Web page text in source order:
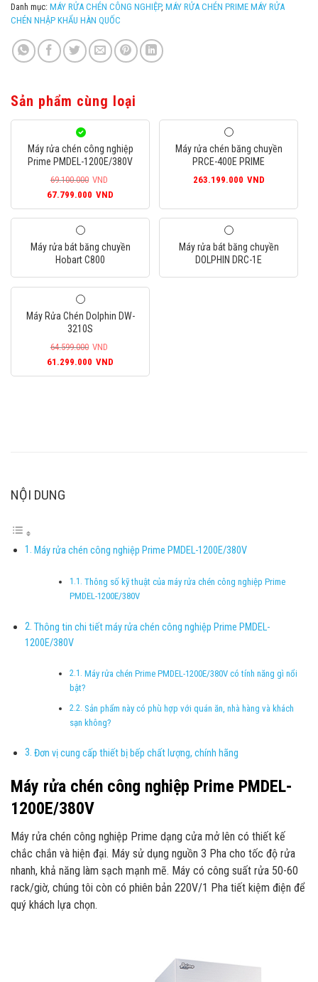
Danh mục: MÁY RỬA CHÉN CÔNG NGHIỆP, MÁY RỬA CHÉN PRIME MÁY RỬA
CHÉN NHẬP KHẨU HÀN QUỐC
Sản phẩm cùng loại
Máy rửa chén công nghiệp
Prime PMDEL-1200E/380V
69.100.000 VND
Giá
gốc
69.100.000VND.
67.799.000 VND
hiện
67.799.000VND.
Máy rửa chén băng chuyền
PRCE-400E PRIME
263.199.000 VND
Máy rửa bát băng chuyền
Hobart C800
Máy rửa bát băng chuyền
DOLPHIN DRC-1E
Máy Rửa Chén Dolphin DW-
3210S
64.599.000 VND
Giá
gốc
61.299.000 VND
hiện
NỘI DUNG
Máy rửa chén công nghiệp Prime PMDEL-1200E/380V
Thông số kỹ thuật của máy rửa chén công nghiệp Prime
PMDEL-1200E/380V
Thông tin chi tiết máy rửa chén công nghiệp Prime PMDEL-
1200E/380V
Máy rửa chén Prime PMDEL-1200E/380V có tính năng gì nổi
bật?
Sản phẩm này có phù hợp với quán ăn, nhà hàng và khách
sạn không?
Đơn vị cung cấp thiết bị bếp chất lượng, chính hãng
Máy rửa chén công nghiệp Prime PMDEL-
1200E/380V
Máy rửa chén công nghiệp Prime dạng cửa mở lên có thiết kế
chắc chắn và hiện đại. Máy sử dụng nguồn 3 Pha cho tốc độ rửa
nhanh, khả năng làm sạch mạnh mẽ. Máy có công suất rửa 50-60
rack/giờ, chúng tôi còn có phiên bản 220V/1 Pha tiết kiệm điện để
quý khách lựa chọn.